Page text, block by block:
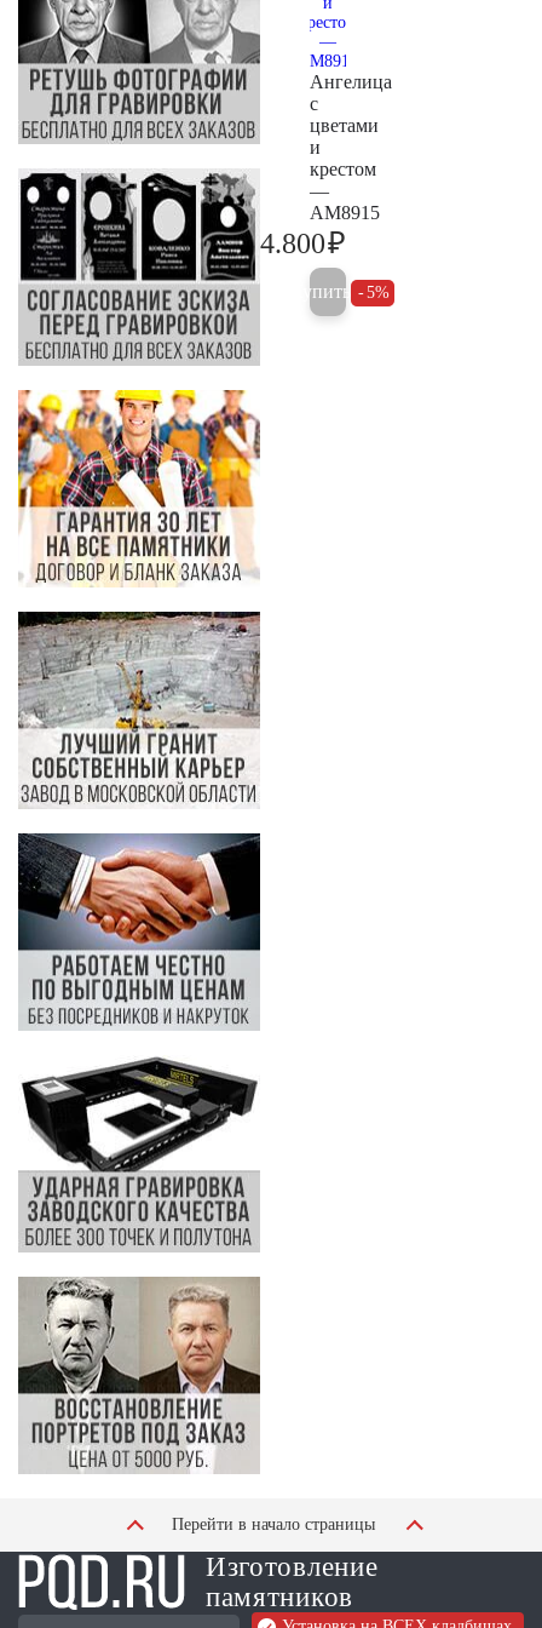
Ангелица
с
цветами
и
крестом
—
AM8915
4.800₽
Купить 5%
Перейти в начало страницы
Изготовление
памятников